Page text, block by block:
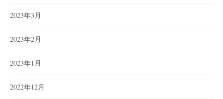
2023年3月
2023年2月
2023年1月
2022年12月